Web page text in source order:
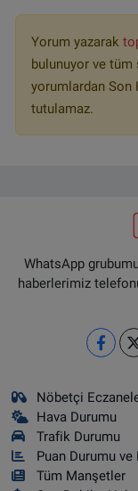
Yorum yazarak
bulunuyor ve tüm
yorumlardan
tutulamaz.
WhatsApp
haberlerimiz
Nöbetçi
Hava Durumu
Trafik Durumu
Puan Durumu
Tüm Manşetler